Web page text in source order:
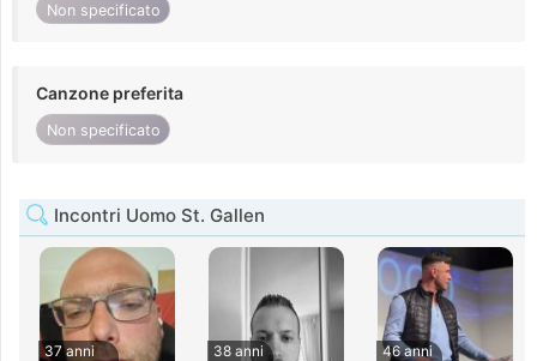
Non specificato
Canzone preferita
Non specificato
Incontri Uomo St. Gallen
37 anni
38 anni
46 anni